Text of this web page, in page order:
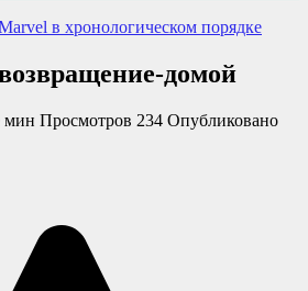
в хронологическом порядке
домой
мин Просмотров 234 Опубликовано